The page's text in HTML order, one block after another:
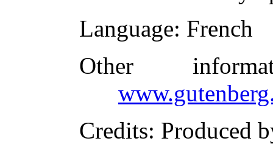
Language: French
Other
Credits: Produced